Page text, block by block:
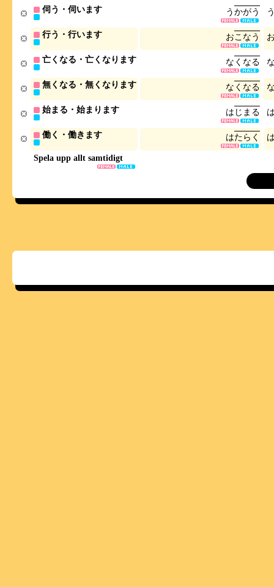
Spela upp allt samtidigt
伺う・伺います うかがう
行う・行います おこ なう
亡くなる・亡くなります な く なる
無くなる・無くなります な く なる
始まる・始まります は じ ま る
働く・働きます はたら く